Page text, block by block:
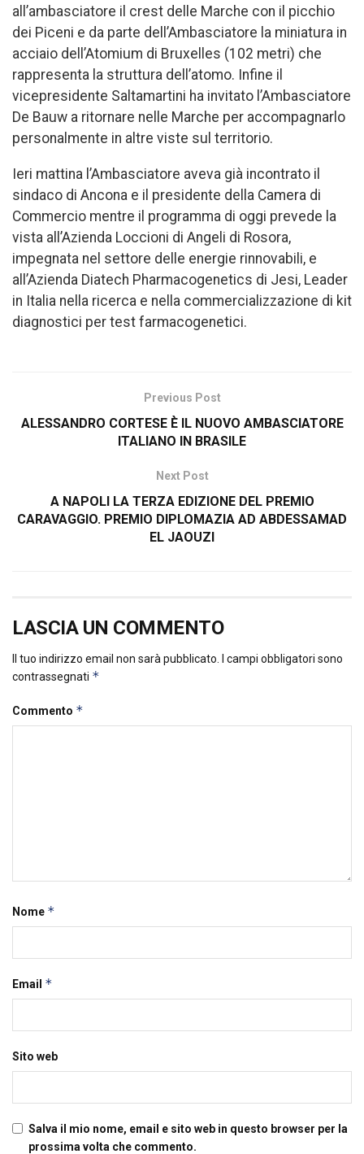
all’ambasciatore il crest delle Marche con il picchio
dei Piceni e da parte dell’Ambasciatore la miniatura in
acciaio dell’Atomium di Bruxelles (102 metri) che
rappresenta la struttura dell’atomo. Infine il
vicepresidente Saltamartini ha invitato l’Ambasciatore
De Bauw a ritornare nelle Marche per accompagnarlo
personalmente in altre viste sul territorio.
Ieri mattina l’Ambasciatore aveva già incontrato il
sindaco di Ancona e il presidente della Camera di
Commercio mentre il programma di oggi prevede la
vista all’Azienda Loccioni di Angeli di Rosora,
impegnata nel settore delle energie rinnovabili, e
all’Azienda Diatech Pharmacogenetics di Jesi, Leader
in Italia nella ricerca e nella commercializzazione di kit
diagnostici per test farmacogenetici.
Previous Post
ALESSANDRO CORTESE È IL NUOVO AMBASCIATORE
ITALIANO IN BRASILE
Next Post
A NAPOLI LA TERZA EDIZIONE DEL PREMIO
CARAVAGGIO. PREMIO DIPLOMAZIA AD ABDESSAMAD
EL JAOUZI
LASCIA UN COMMENTO
Il tuo indirizzo email non sarà pubblicato. I campi obbligatori sono
contrassegnati *
Commento *
Nome *
Email *
Sito web
Salva il mio nome, email e sito web in questo browser per la
prossima volta che commento.